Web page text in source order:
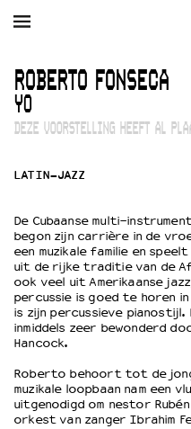
AGENDA FILM MUZIEK
Openingstijden & contact
Kaartverkoop
EDUCATIE
Schoolvoorstellingen
Filmprogramma’s Primair
Speciale
ROBERTO FONSECA
YO
DEZE VOORSTELLING HEEFT AL
LATIN-JAZZ
De Cubaanse multi-
begon zijn carrière in de
een muzikale familie en
uit de rijke traditie van de
ook veel uit Amerikaanse
percussie is goed te horen in
is zijn percussieve
inmiddels zeer bewonderd
Hancock.
Roberto behoort tot de
muzikale loopbaan nam een
uitgenodigd om nestor
orkest van zanger Ibrahim